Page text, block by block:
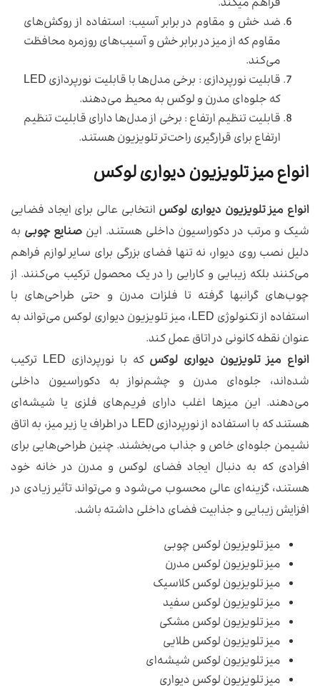
فراهم میکند.
ضد خش و مقاوم در برابر آسیب: استفاده از روکش‌های
مقاوم که از میز در برابر خش و آسیب‌های روزمره محافظت
می‌کند.
قابلیت نورپردازی : برخی مدل‌ها با قابلیت نورپردازی LED
که جلوه‌ای مدرن و لوکس به محیط می‌دهند.
قابلیت تنظیم ارتفاع : برخی از مدل‌ها دارای قابلیت تنظیم
ارتفاع برای قرارگیری راحت‌تر تلویزیون هستند.
انواع میز تلویزیون دیواری لوکس
انواع میز تلویزیون دیواری لوکس انتخابی عالی برای ایجاد فضایی
شیک و مرتب در دکوراسیون داخلی هستند. این صنایع چوبی به
دلیل نصب روی دیوار، نه تنها فضای بزرگی برای سایر لوازم فراهم
می‌کنند بلکه زیبایی و کارایی را در یک محصول ترکیب می‌کنند. از
چوب‌های گرانبها گرفته تا فلزات مدرن و حتی طراحی‌های با
استفاده از تکنولوژی LED، میز تلویزیون دیواری لوکس می‌تواند به
عنوان نقطه کانونی در اتاق عمل کند.
انواع میز تلویزیون دیواری لوکس
که با نورپردازی LED ترکیب
شده‌اند، جلوه‌ای مدرن و چشم‌نواز به دکوراسیون داخلی
می‌دهند. این میزها اغلب دارای فریم‌های فلزی یا شیشه‌ای
هستند که با استفاده از نورپردازی LED در اطراف یا زیر میز، به اتاق
نشیمن جلوه‌ای خاص و جذاب می‌بخشند. چنین طراحی‌هایی برای
افرادی که به دنبال ایجاد فضای لوکس و مدرن در خانه خود
هستند، گزینه‌ای عالی محسوب می‌شود و می‌تواند تأثیر زیادی در
افزایش زیبایی و جذابیت فضای داخلی داشته باشد.
میز تلویزیون لوکس چوبی
میز تلویزیون لوکس مدرن
میز تلویزیون لوکس کلاسیک
میز تلویزیون لوکس سفید
میز تلویزیون لوکس مشکی
میز تلویزیون لوکس طلایی
میز تلویزیون لوکس شیشه‌ای
میز تلویزیون لوکس دیواری